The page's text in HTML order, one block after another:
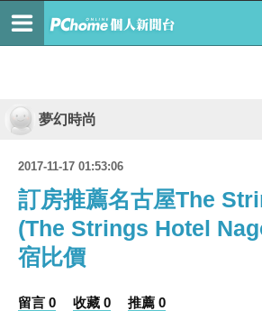
夢幻時尚
2017-11-17 01:53:06
訂房推薦名古屋The
(The Strings Hotel
宿比價
留言 0 收藏 0 推薦 0